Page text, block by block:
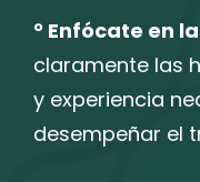
° Enfócate en
claramente las
y experiencia
desempeñar el